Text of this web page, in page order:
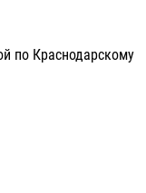
по Краснодарскому